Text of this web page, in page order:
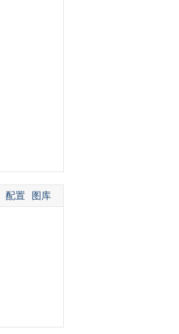
配置 图库